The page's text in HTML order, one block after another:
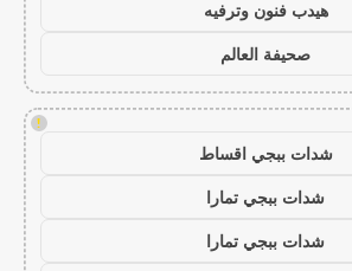
هيدب فنون وترفيه
صحيفة العالم
!
شدات ببجي اقساط
شدات ببجي تمارا
شدات ببجي تمارا